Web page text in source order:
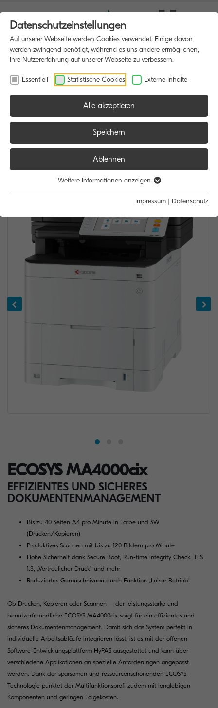
ECOSYS MA4000cix
EFFIZIENTES UND SICHERES
DOKUMENTENMANAGEMENT
Bis zu 40 Seiten A4 pro Minute in Farbe und SW
(Drucken/Kopieren)
Produktives Scannen mit bis zu 120 Bildern pro Minute
Hohe Sicherheit dank Secure Boot, Run-time Integrity Check, TLS
1.3, „Vertraulicher Druck“ und mehr
Reduziertes Geräuschniveau durch Funktion „Leiser Betrieb“
Ob Drucken, Kopieren oder Scannen – der leistungsstarke und
benutzerfreundliche ECOSYS MA4000cix sorgt für ein effizientes und
sicheres Dokumentenmanagement. Damit sich das System perfekt in
individuelle Arbeitsabläufe integrieren lässt, ist es mit der offenen
Software-Entwicklungsplattform HyPAS ausgestattet und kann über
verschiedene Applikationen an spezielle Anforderungen angepasst
werden. Dank der sparsamen und ressourcenschonenden ECOSYS-
Technologie punktet der Multifunktionsprofi zudem mit langlebigen
Komponenten und geringen Folgekosten.
Datenschutzeinstellungen
Auf unserer Webseite werden Cookies verwendet. Einige davon
werden zwingend benötigt, während es uns andere ermöglichen,
Ihre Nutzererfahrung auf unserer Webseite zu verbessern.
Essentiell Statistische Cookies Externe Inhalte
Alle akzeptieren
Speichern
Ablehnen
Weitere Informationen anzeigen
Impressum | Datenschutz